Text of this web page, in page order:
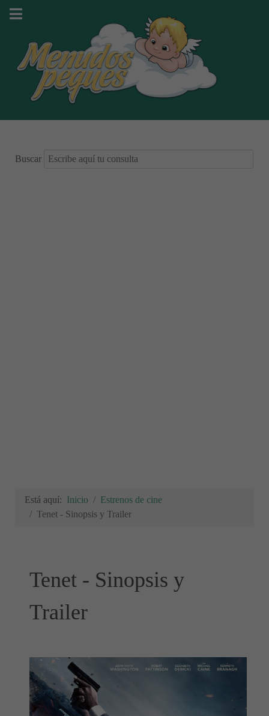
Buscar
Está aquí: Inicio
Estrenos de cine
Tenet - Sinopsis y Trailer
Tenet - Sinopsis y
Trailer